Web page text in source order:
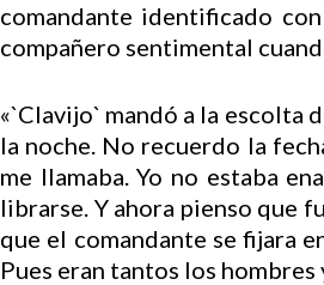
comandante identificado
compañero sentimental
«`Clavijo` mandó a la escolta
la noche. No recuerdo la
me llamaba. Yo no estaba
librarse. Y ahora pienso que
que el comandante se fijara
Pues eran tantos los